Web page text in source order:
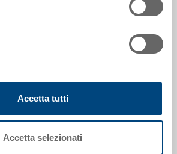
Accetta tutti
Accetta selezionati
mm